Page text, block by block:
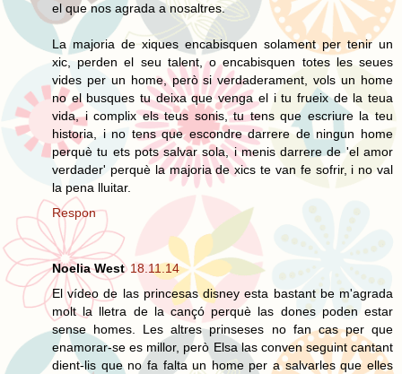
el que nos agrada a nosaltres.
La majoria de xiques encabisquen solament per tenir un
xic, perden el seu talent, o encabisquen totes les seues
vides per un home, però si verdaderament, vols un home
no el busques tu deixa que venga el i tu frueix de la teua
vida, i complix els teus sonis, tu tens que escriure la teu
historia, i no tens que escondre darrere de ningun home
perquè tu ets pots salvar sola, i menis darrere de 'el amor
verdader' perquè la majoria de xics te van fe sofrir, i no val
la pena lluitar.
Respon
Noelia West 18.11.14
El vídeo de las princesas disney esta bastant be m'agrada
molt la lletra de la cançó perquè las dones poden estar
sense homes. Les altres prinseses no fan cas per que
enamorar-se es millor, però Elsa las conven seguint cantant
dient-lis que no fa falta un home per a salvarles que elles